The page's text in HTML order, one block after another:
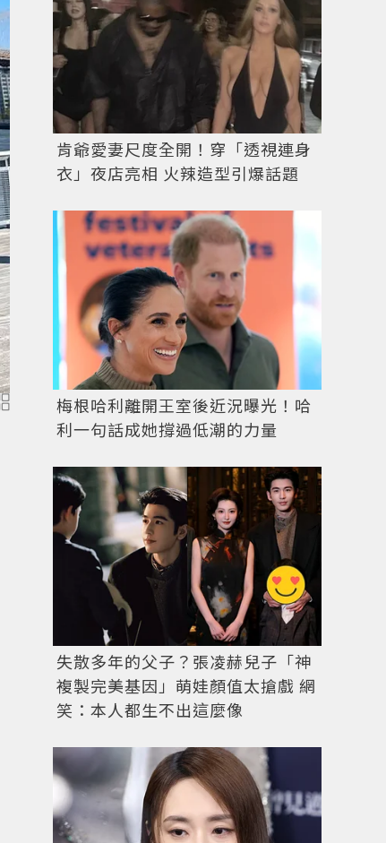
木村光希背Le Monogramme經典老花塗層帆布與光
肯爺愛妻尺度全開！穿「透視連身
衣」夜店亮相 火辣造型引爆話題
梅根哈利離開王室後近況曝光！哈
利一句話成她撐過低潮的力量
失散多年的父子？張凌赫兒子「神
複製完美基因」萌娃顏值太搶戲 網
笑：本人都生不出這麼像